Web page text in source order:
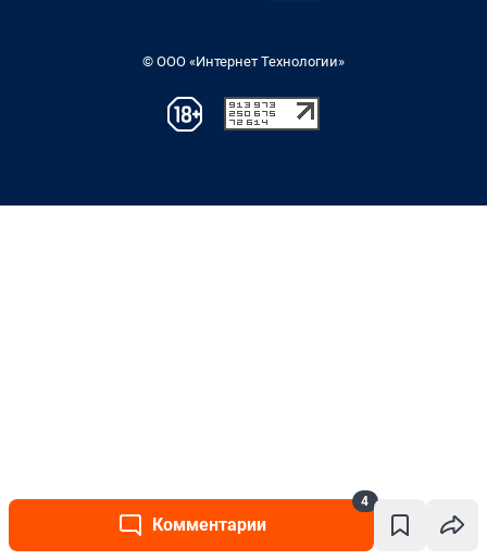
Комментарии
4
© ООО «Интернет Технологии»